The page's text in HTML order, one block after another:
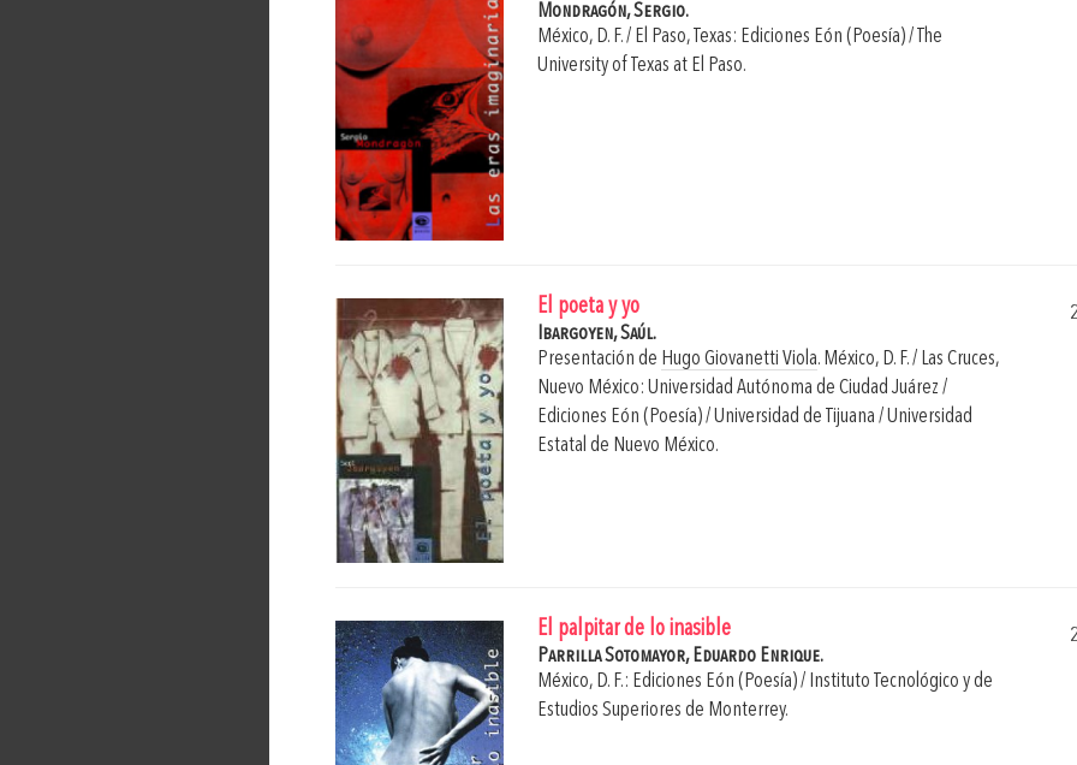
Mondragón, Sergio.
México, D. F. / El Paso, Texas: Ediciones Eón (Poesía) / The
University of Texas at El Paso.
El poeta y yo
Ibargoyen, Saúl.
Presentación de Hugo Giovanetti Viola. México, D. F. / Las Cruces,
Nuevo México: Universidad Autónoma de Ciudad Juárez /
Ediciones Eón (Poesía) / Universidad de Tijuana / Universidad
Estatal de Nuevo México.
El palpitar de lo inasible
Parrilla Sotomayor, Eduardo Enrique.
México, D. F.: Ediciones Eón (Poesía) / Instituto Tecnológico y de
Estudios Superiores de Monterrey.